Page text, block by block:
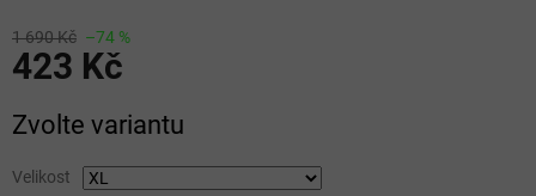
1 690 Kč –74 %
423 Kč
cena:
Zvolte variantu
Velikost